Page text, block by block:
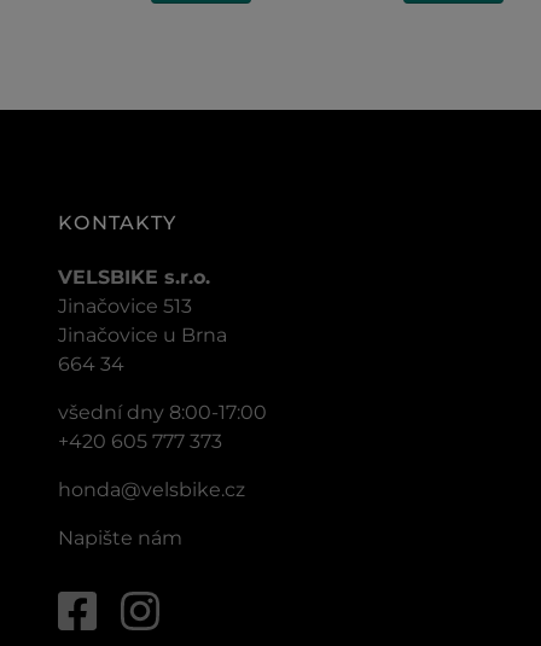
KONTAKTY
VELSBIKE s.r.o.
Jinačovice 513
Jinačovice u Brna
664 34
všední dny 8:00-17:00
+420 605 777 373
honda@velsbike.cz
Napište nám